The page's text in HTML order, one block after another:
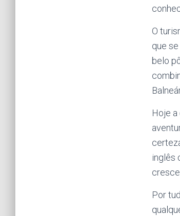
O
que
belo
Hoje
inglês
Por